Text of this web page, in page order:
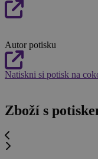
Autor potisku
Natiskni si potisk na
Zboží s